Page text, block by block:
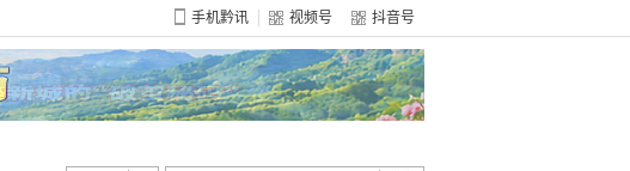
手机黔讯 视频号 抖音号